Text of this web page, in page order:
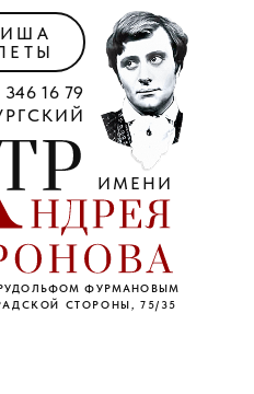
ИМЕНИ
ФУРМАНОВЫМ
16 79
СТОРОНЫ, 75/35